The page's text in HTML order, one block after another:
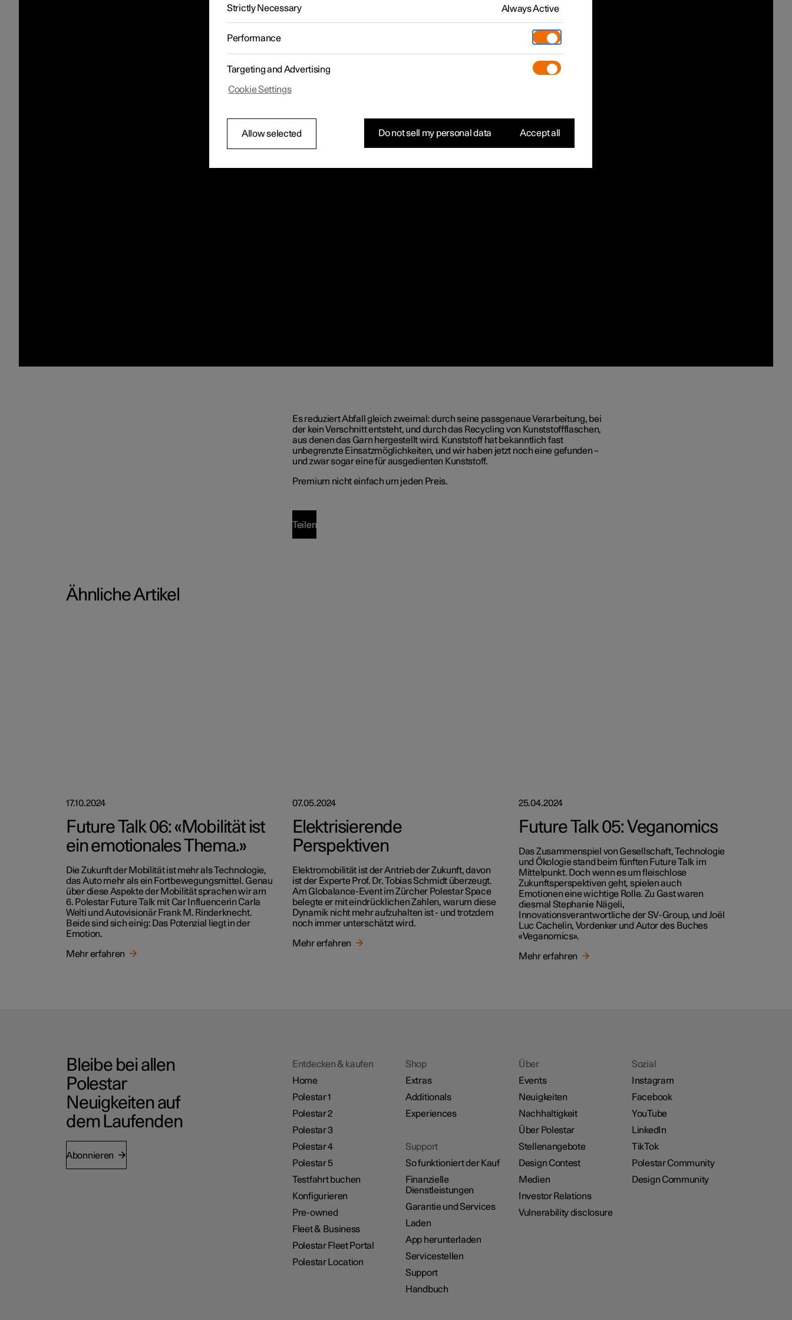
Es reduziert Abfall gleich zweimal: durch seine passgenaue Verarbeitung, bei
der kein Verschnitt entsteht, und durch das Recycling von Kunststoffflaschen,
aus denen das Garn hergestellt wird. Kunststoff hat bekanntlich fast
unbegrenzte Einsatzmöglichkeiten, und wir haben jetzt noch eine gefunden –
und zwar sogar eine für ausgedienten Kunststoff.
Premium nicht einfach um jeden Preis.
Teilen
Ähnliche Artikel
17.10.2024
Future Talk 06: «Mobilität ist
ein emotionales Thema.»
Die Zukunft der Mobilität ist mehr als Technologie,
das Auto mehr als ein Fortbewegungsmittel. Genau
über diese Aspekte der Mobilität sprachen wir am
6. Polestar Future Talk mit Car Influencerin Carla
Welti und Autovisionär Frank M. Rinderknecht.
Beide sind sich einig: Das Potenzial liegt in der
Emotion.
Mehr erfahren
07.05.2024
Elektrisierende
Perspektiven
Elektromobilität ist der Antrieb der Zukunft, davon
ist der Experte Prof. Dr. Tobias Schmidt überzeugt.
Am Globalance-Event im Zürcher Polestar Space
belegte er mit eindrücklichen Zahlen, warum diese
Dynamik nicht mehr aufzuhalten ist - und trotzdem
noch immer unterschätzt wird.
Mehr erfahren
25.04.2024
Future Talk 05: Veganomics
Das Zusammenspiel von Gesellschaft, Technologie
und Ökologie stand beim fünften Future Talk im
Mittelpunkt. Doch wenn es um fleischlose
Zukunftsperspektiven geht, spielen auch
Emotionen eine wichtige Rolle. Zu Gast waren
diesmal Stephanie Nägeli,
Innovationsverantwortliche der SV-Group, und Joël
Luc Cachelin, Vordenker und Autor des Buches
«Veganomics».
Mehr erfahren
Bleibe bei allen
Polestar
Neuigkeiten auf
dem Laufenden
Abonnieren
Entdecken & kaufen
Home
Polestar 1
Polestar 2
Polestar 3
Polestar 4
Polestar 5
Testfahrt buchen
Konfigurieren
Pre-owned
Fleet & Business
Polestar Fleet Portal
Polestar Location
Shop
Extras
Additionals
Experiences
Support
So funktioniert der Kauf
Finanzielle
Dienstleistungen
Garantie und Services
Laden
App herunterladen
Servicestellen
Support
Handbuch
Über
Events
Neuigkeiten
Nachhaltigkeit
Über Polestar
Stellenangebote
Design Contest
Medien
Investor Relations
Vulnerability disclosure
Sozial
Instagram
Facebook
YouTube
LinkedIn
TikTok
Polestar Community
Design Community
Strictly Necessary Always Active
Performance
Targeting and Advertising
Cookie Settings
Allow selected Do not sell my personal data Accept all